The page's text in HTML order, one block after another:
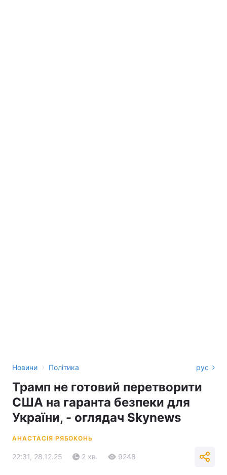
Новини › Політика рус
Трамп не готовий перетворити
США на гаранта безпеки для
України, - оглядач Skynews
АНАСТАСІЯ РЯБОКОНЬ
22:31, 28.12.25 2 хв. 9248